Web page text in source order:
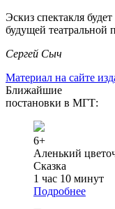
Эскиз спектакля
будущей театральной
Сергей Сыч
Материал на сайте
Ближайшие
постановки в МГТ:
6+
Аленький
Сказка
1 час 10 минут
Подробнее